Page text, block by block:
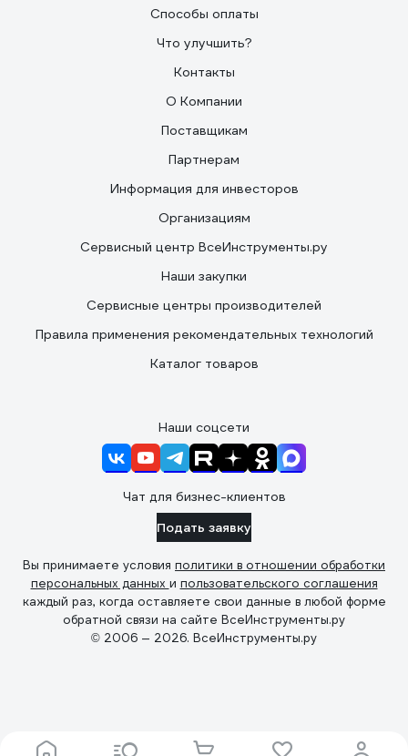
Способы оплаты
Что улучшить?
Контакты
О Компании
Поставщикам
Партнерам
Информация для инвесторов
Организациям
Сервисный центр ВсеИнструменты.ру
Наши закупки
Сервисные центры производителей
Правила применения рекомендательных технологий
Каталог товаров
Наши соцсети
Чат для бизнес-клиентов
Подать заявку
Вы принимаете условия политики в отношении обработки
персональных данных и пользовательского соглашения
каждый раз, когда оставляете свои данные в любой форме
обратной связи на сайте ВсеИнструменты.ру
© 2006 — 2026. ВсеИнструменты.ру